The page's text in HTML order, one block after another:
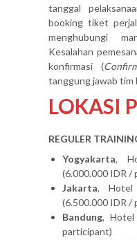
tanggal
booking tiket
menghubungi
Kesalahan
konfirmasi (
tanggung jawab tim
LOKASI
REGULER
Yogyakarta,
(6.000.000 IDR /
Jakarta, Hotel
(6.500.000 IDR /
Bandung, Hotel
participant)